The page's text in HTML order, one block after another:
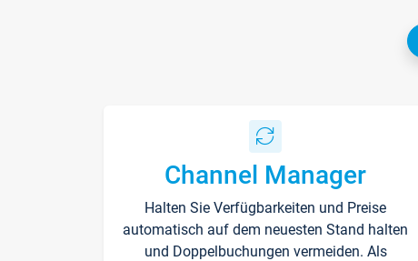
Channel Manager
Halten Sie Verfügbarkeiten und Preise
automatisch auf dem neuesten Stand halten
und Doppelbuchungen vermeiden. Als